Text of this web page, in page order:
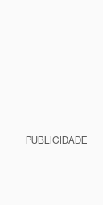
PUBLICIDADE